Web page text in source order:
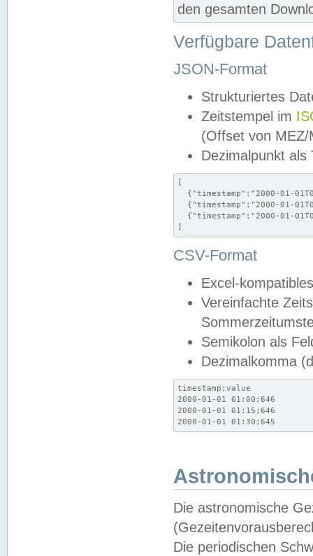
den gesamten
Verfügbare
JSON-Format
Strukturiertes
Zeitstempel im
(Offset von MEZ/
Dezimalpunkt als
[
{"timestamp":"2000-01-
{"timestamp":"2000-01-
{"timestamp":"2000-01-
]
CSV-Format
Excel-
Vereinfachte
Semikolon als
Dezimalkomma
timestamp;value
2000-01-01 01:00;646
2000-01-01 01:15;646
2000-01-01 01:30;645
Die astronomische
Die periodischen